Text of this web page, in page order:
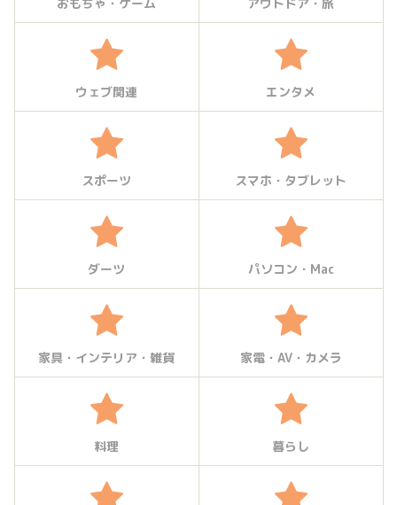
おもちゃ・ゲーム アウトドア・旅
ウェブ関連 エンタメ
スポーツ スマホ・タブレット
ダーツ パソコン・Mac
家具・インテリア・雑貨 家電・AV・カメラ
料理 暮らし